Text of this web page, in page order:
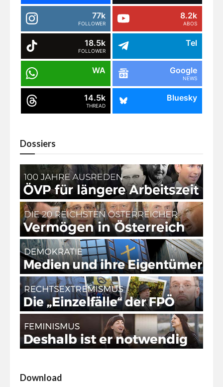
77k
FOLLOWER
8.2k
ABOS
18.5k
FOLLOWER
Tel
WA Google
NEWS
14.5k
THREAD
Bluesky
Dossiers
Download